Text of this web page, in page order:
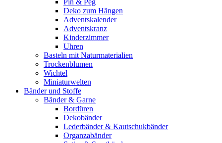
Pin & Peg
Deko zum Hängen
Adventskalender
Adventskranz
Kinderzimmer
Uhren
Basteln mit Naturmaterialien
Trockenblumen
Wichtel
Miniaturwelten
Bänder und Stoffe
Bänder & Garne
Bordüren
Dekobänder
Lederbänder & Kautschukbänder
Organzabänder